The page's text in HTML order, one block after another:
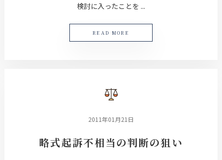
検討に入ったことを ...
READ MORE
2011年01月21日
略式起訴不相当の判断の狙い